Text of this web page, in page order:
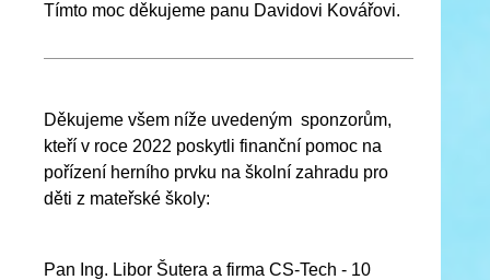
Tímto moc děkujeme panu Davidovi Kovářovi.
Děkujeme všem níže uvedeným sponzorům,
kteří v roce 2022 poskytli finanční pomoc na
pořízení herního prvku na školní zahradu pro
děti z mateřské školy:
Pan Ing. Libor Šutera a firma CS-Tech - 10